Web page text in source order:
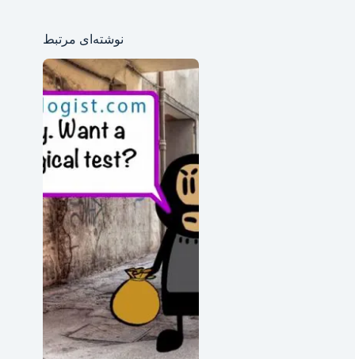
نوشته‌ای مرتبط